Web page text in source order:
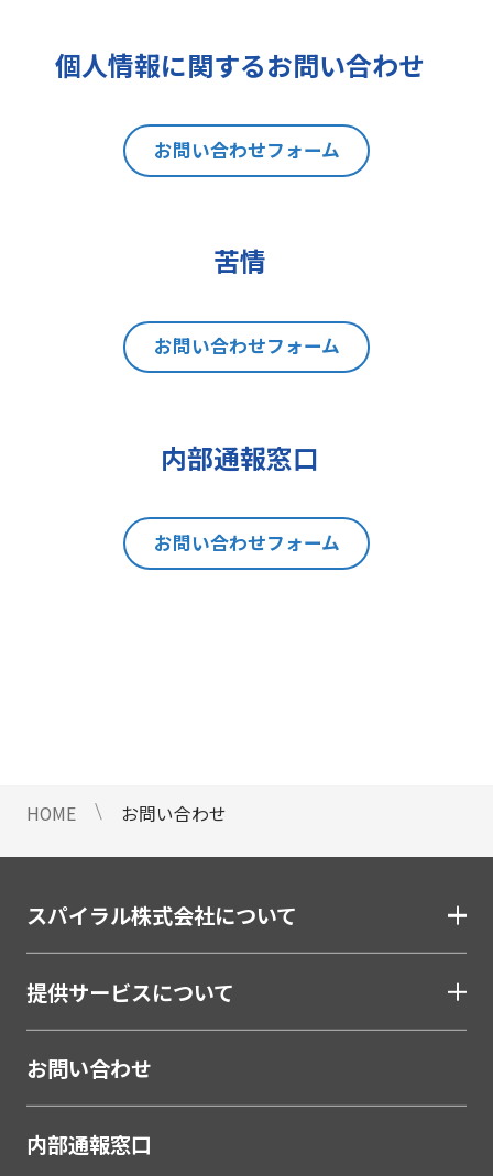
ご提出頂く個人情報について、開示
利を有します。
(1)取扱いの制限を要求する権利
(4)同意を撤回する権利
(5)GDPRの監督機関に不服を申し立
8 個人情報提出の任意性及び当該
情報を与えなかった場合に本人に生
にあたり、貴方の同意を得た場合に
す。但し、貴方の同意が頂けない場
合は、お問い合わせの回答、当社の
製品・サービスのご案内や当社が独
当社は、ご提出頂く個人情報につい
定を行いません。
10 当社Web サイトでのクッキー
（Cookie）の使用について
お客様がブラウザの設定でクッキー
の送受信を許可している場合、当社
Webサイトでクッキーまたは同種の
技術（Webビーコンなど）を使用し
て、お客様による当社Webサイトの
利用状況等のデータ（以下、「閲覧
個人情報に関するお問い合わせ
お問い合わせフォーム
苦情
お問い合わせフォーム
内部通報窓口
お問い合わせフォーム
HOME お問い合わせ
スパイラル株式会社について
提供サービスについて
お問い合わせ
内部通報窓口